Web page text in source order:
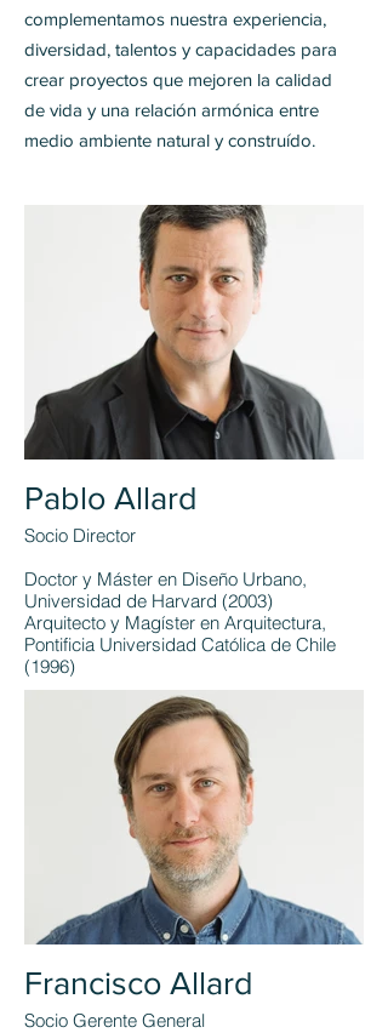
complementamos nuestra experiencia,
diversidad, talentos y capacidades para
crear proyectos que mejoren la calidad
de vida y una relación armónica entre
medio ambiente natural y construído.
Pablo Allard
Socio Director
Doctor y Máster en Diseño Urbano,
Universidad de Harvard (2003)
Arquitecto y Magíster en Arquitectura,
Pontificia Universidad Católica de Chile
(1996)
Francisco Allard
Socio Gerente General